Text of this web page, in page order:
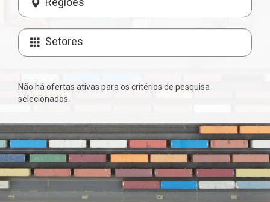
Setores
Não há ofertas ativas para os critérios de pesquisa
selecionados.